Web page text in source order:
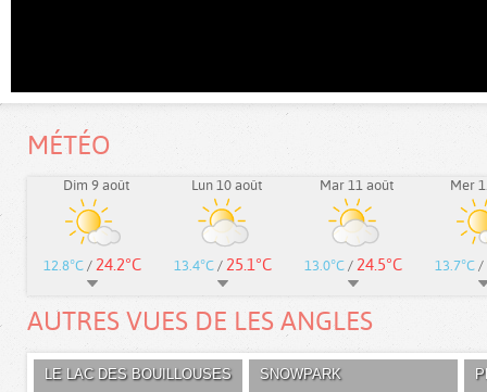
MÉTÉO
Dim 9 août
12.8°C / 24.2°C
Lun 10 août
13.4°C / 25.1°C
Mar 11 août
13.0°C / 24.5°C
Mer
13.7°C /
AUTRES VUES DE LES ANGLES
LE LAC DES BOUILLOUSES SNOWPARK